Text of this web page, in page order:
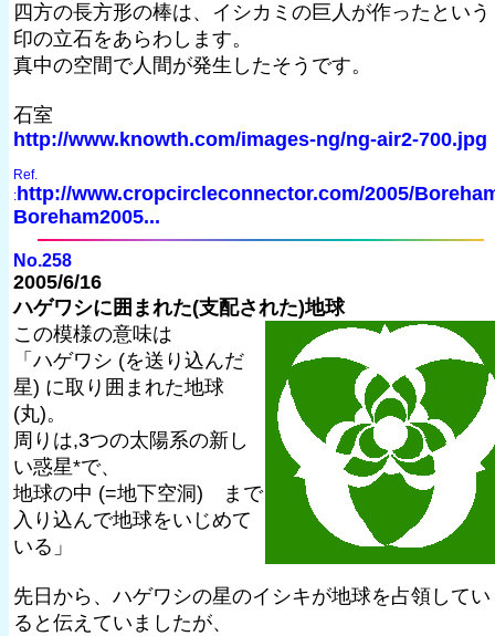
四方の長方形の棒は、イシカミの巨人が作ったという
印の立石をあらわします。
真中の空間で人間が発生したそうです。
石室
http://www.knowth.com/images-ng/ng-air2-700.jpg
Ref.
: http://www.cropcircleconnector.com/2005/
Boreham2005...
No.258
2005/6/16
ハゲワシに囲まれた(支配された)地球
この模様の意味は
「ハゲワシ (を送り込んだ
星) に取り囲まれた地球
(丸)。
周りは,3つの太陽系の新し
い惑星*で、
地球の中 (=地下空洞) まで
入り込んで地球をいじめて
いる」
先日から、ハゲワシの星のイシキが地球を占領してい
ると伝えていましたが、